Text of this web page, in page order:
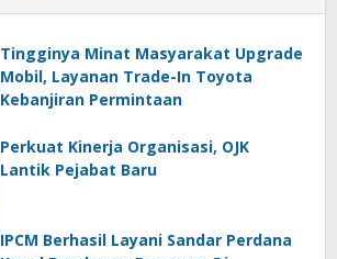
Tingginya Minat Masyarakat Upgrade
Mobil, Layanan Trade-In Toyota
Kebanjiran Permintaan
Perkuat Kinerja Organisasi, OJK
Lantik Pejabat Baru
IPCM Berhasil Layani Sandar Perdana